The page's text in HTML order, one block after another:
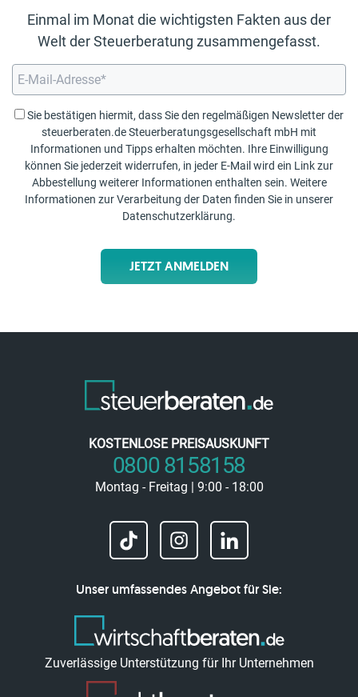
Einmal im Monat die wichtigsten Fakten aus der
Welt der Steuerberatung zusammengefasst.
Sie bestätigen hiermit, dass Sie den regelmäßigen Newsletter der
steuerberaten.de Steuerberatungsgesellschaft mbH mit
Informationen und Tipps erhalten möchten. Ihre Einwilligung
können Sie jederzeit widerrufen, in jeder E-Mail wird ein Link zur
Abbestellung weiterer Informationen enthalten sein. Weitere
Informationen zur Verarbeitung der Daten finden Sie in unserer
Datenschutzerklärung.
JETZT ANMELDEN
KOSTENLOSE PREISAUSKUNFT
0800 8158158
Montag - Freitag | 9:00 - 18:00
Unser umfassendes Angebot für Sie:
Zuverlässige Unterstützung für Ihr Unternehmen